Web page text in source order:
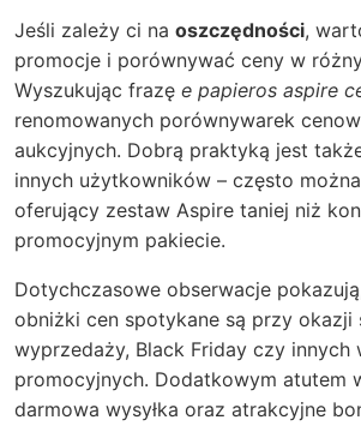
Jeśli zależy ci na oszczędności,
promocje i porównywać ceny w
Wyszukując frazę e papieros aspire
renomowanych porównywarek
aukcyjnych. Dobrą praktyką jest
innych użytkowników – często
oferujący zestaw Aspire taniej niż
promocyjnym pakiecie.
Dotychczasowe obserwacje
obniżki cen spotykane są przy okazji
wyprzedaży, Black Friday czy innych
promocyjnych. Dodatkowym atutem
darmowa wysyłka oraz atrakcyjne